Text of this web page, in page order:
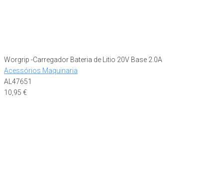
Worgrip -Carregador Bateria de Litio 20V Base 2.0A
Acessórios Maquinaria
AL47651
10,95 €